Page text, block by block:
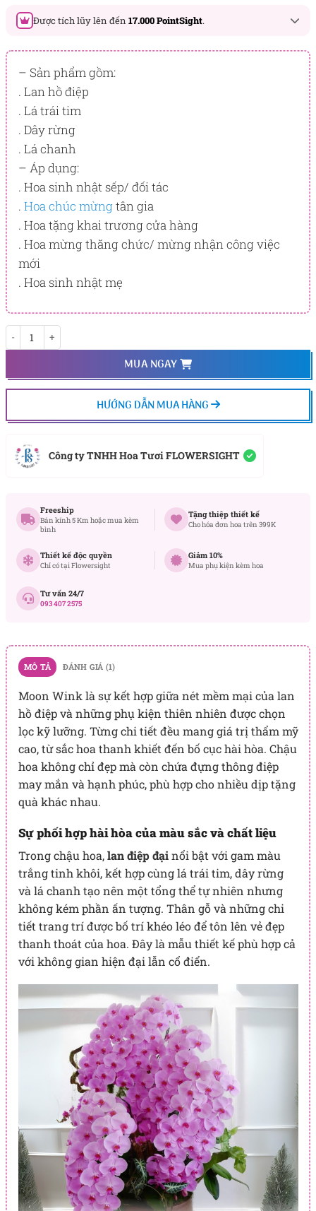
Được tích lũy lên đến 17.000 PointSight.
Đây là số PointSight ước tính bạn sẽ được tích lũy khi mua
sản phẩm hôm nay, tương ứng với quyền lợi hạng
BẠCH KIM
PointSight có giá trị dùng để trừ trực tiếp vào đơn hàng hoặc
đổi quà tặng ưu đãi tại Flowersight.
Đăng nhậphoặc
chính xác nhất dành cho bạn.
– Sản phẩm gồm:
. Lan hồ điệp
. Lá trái tim
. Dây rừng
. Lá chanh
– Áp dụng:
. Hoa sinh nhật sếp/ đối tác
. Hoa chúc mừngtân gia
. Hoa tặng khai trương cửa hàng
. Hoa mừng thăng chức/ mừng nhận công việc
mới
. Hoa sinh nhật mẹ
Moon Wink số lượng
MUA NGAY
HƯỚNG DẪN MUA HÀNG
Công ty TNHH Hoa Tươi FLOWERSIGHT
Freeship
Bán kính 5 Km hoặc mua kèm
bình
Tặng thiệp thiết kế
Cho hóa đơn hoa trên 399K
Thiết kế độc quyền
Chỉ có tại Flowersight
Giảm 10%
Mua phụ kiện kèm hoa
Tư vấn 24/7
093 407 2575
MÔ TẢ ĐÁNH GIÁ (1)
Moon Wink là sự kết hợp giữa nét mềm mại của lan
hồ điệp và những phụ kiện thiên nhiên được chọn
lọc kỹ lưỡng. Từng chi tiết đều mang giá trị thẩm mỹ
cao, từ sắc hoa thanh khiết đến bố cục hài hòa. Chậu
hoa không chỉ đẹp mà còn chứa đựng thông điệp
may mắn và hạnh phúc, phù hợp cho nhiều dịp tặng
quà khác nhau.
Sự phối hợp hài hòa của màu sắc và chất liệu
Trong chậu hoa,lan điệp đạinổi bật với gam màu
trắng tinh khôi, kết hợp cùng lá trái tim, dây rừng
và lá chanh tạo nên một tổng thể tự nhiên nhưng
không kém phần ấn tượng. Thân gỗ và những chi
tiết trang trí được bố trí khéo léo để tôn lên vẻ đẹp
thanh thoát của hoa. Đây là mẫu thiết kế phù hợp cả
với không gian hiện đại lẫn cổ điển.